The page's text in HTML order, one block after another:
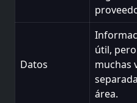
Datos
útil, pero
muchas
área.